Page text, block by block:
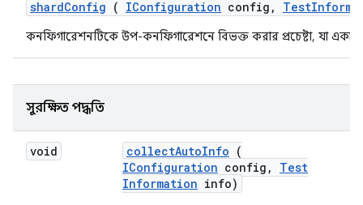
shardConfig ( IConfiguration config , Test
কনফিগারেশনটিকে উপ-কনফিগারেশনে বিভক্ত করার প্রচেষ্টা, যা
সুরক্ষিত পদ্ধতি
void collectAutoInfo (
IConfiguration config ,
Test
Information info)